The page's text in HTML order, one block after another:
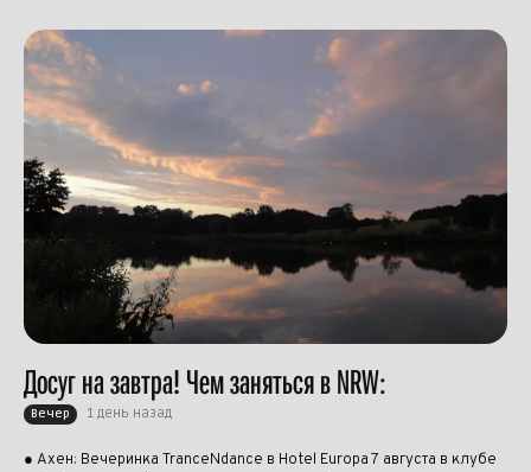
Досуг на завтра! Чем заняться в NRW:
Вечер 1 день назад
● Ахен: Вечеринка TranceNdance в Hotel Europa 7 августа в клубе